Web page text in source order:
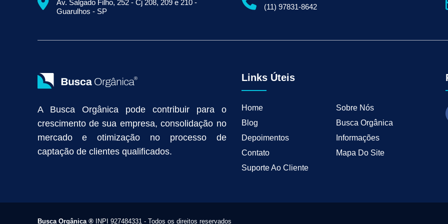
Empresa de Prospecção B2B
Marketing Industrial Marketing Digital para Empresas Serviços de Marketing Digital Marketing Digital para
Divulgação Online
Atração de Clientes Estratégias de Marketing para Empresas B2B Inbound Marketing para
Anunciar na Internet
Captar Clientes Criação de Site para Indústria Marketing de Busca Industrial Marketing Industrial B2B Marketing
Av. Salgado Filho, 252 - Cj 208, 209 e 210 -
Guarulhos - SP
(11) 97831-8642
A Busca Orgânica pode contribuir para o
crescimento de sua empresa, consolidação no
mercado e otimização no processo de
captação de clientes qualificados.
Links Úteis
Home
Sobre Nós
Blog
Busca Orgânica
Depoimentos
Informações
Contato
Mapa Do Site
Suporte Ao Cliente
Busca Orgânica ®INPI 927484331 - Todos os direitos reservados